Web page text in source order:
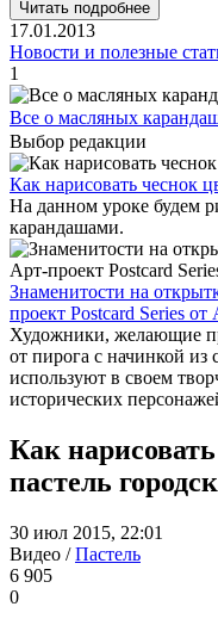
Читать подробнее
17.01.2013
Новости и полезные
1
Все о масляных
Выбор редакции
Как нарисовать чеснок
На данном уроке будем
карандашами.
Знаменитости на
проект Postcard Series
Художники, желающие
от пирога с начинкой из
используют в своем
исторических
Как
пастель
30 июл 2015, 22:01
Видео /Пастель
6 905
0